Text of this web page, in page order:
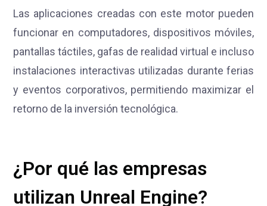
Las aplicaciones creadas con este motor pueden
funcionar en computadores, dispositivos móviles,
pantallas táctiles, gafas de realidad virtual e incluso
instalaciones interactivas utilizadas durante ferias
y eventos corporativos, permitiendo maximizar el
retorno de la inversión tecnológica.
¿Por qué las empresas
utilizan Unreal Engine?